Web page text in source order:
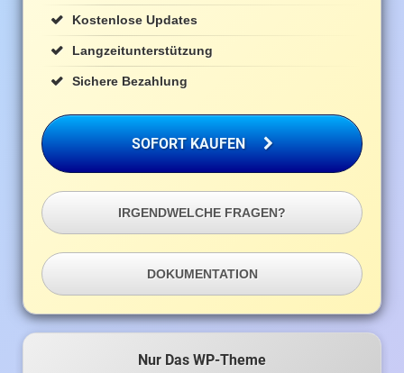
Kostenlose Updates
Langzeitunterstützung
Sichere Bezahlung
SOFORT KAUFEN
IRGENDWELCHE FRAGEN?
DOKUMENTATION
Nur Das WP-Theme